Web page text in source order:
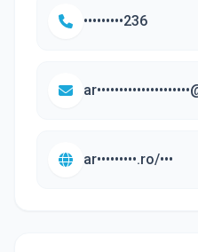
•••••••••236
ar•••••••••.ro/•••